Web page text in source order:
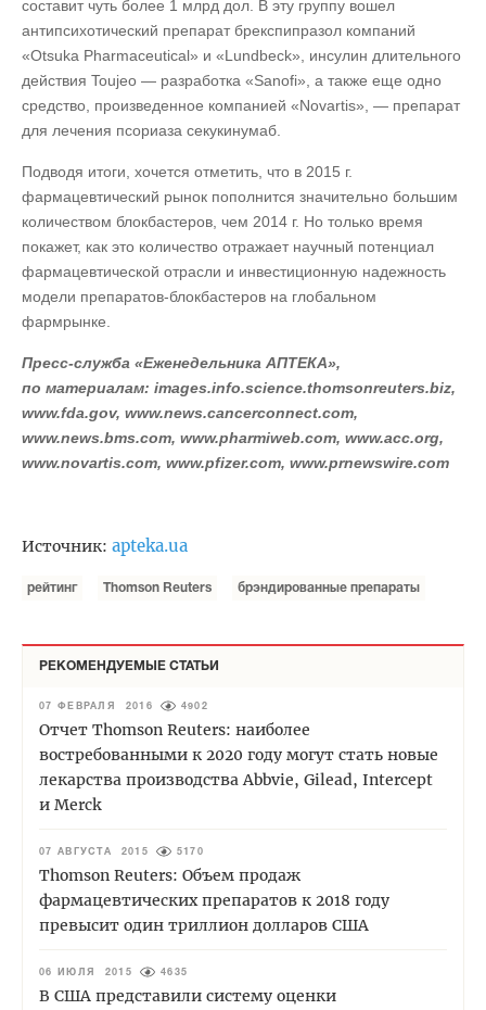
составит чуть более 1 млрд дол. В эту группу вошел
антипсихотический препарат брекспипразол компаний
«Otsuka Pharmaceutical» и «Lundbeck», инсулин длительного
действия Toujeo — разработка «Sanofi», а также еще одно
средство, произведенное компанией «Novartis», — препарат
для лечения псориаза секукинумаб.
Подводя итоги, хочется отметить, что в 2015 г.
фармацевтический рынок пополнится значительно большим
количеством блокбастеров, чем 2014 г. Но только время
покажет, как это количество отражает научный потенциал
фармацевтической отрасли и инвестиционную надежность
модели препаратов-блокбастеров на глобальном
фармрынке.
Пресс-служба «Еженедельника АПТЕКА»,
по материалам: images.info.science.thomsonreuters.biz,
www.fda.gov, www.news.cancerconnect.com,
www.news.bms.com, www.pharmiweb.com, www.acc.org,
www.novartis.com, www.pfizer.com, www.prnewswire.com
Источник: apteka.ua
рейтинг Thomson Reuters брэндированные препараты
РЕКОМЕНДУЕМЫЕ СТАТЬИ
07 ФЕВРАЛЯ 2016 4902
Отчет Thomson Reuters: наиболее
востребованными к 2020 году могут стать новые
лекарства производства Abbvie, Gilead, Intercept
и Merck
07 АВГУСТА 2015 5170
Thomson Reuters: Объем продаж
фармацевтических препаратов к 2018 году
превысит один триллион долларов США
06 ИЮЛЯ 2015 4635
В США представили систему оценки